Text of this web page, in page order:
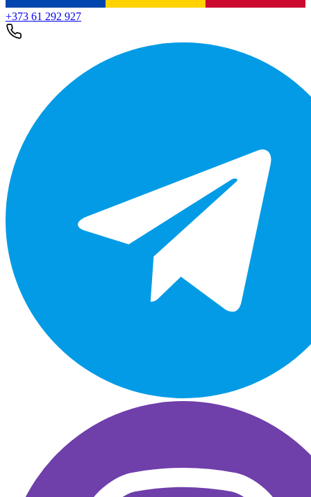
+373 61 292 927